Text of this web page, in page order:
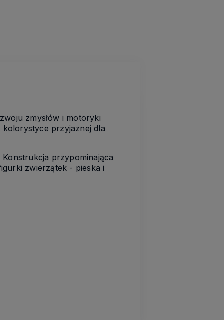
zmysłów i motoryki
kolorystyce przyjaznej dla
przypominająca
zwierzątek - pieska i